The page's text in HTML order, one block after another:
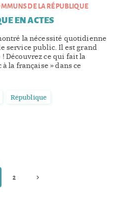
DE LA RÉPUBLIQUE
EN ACTES
la nécessité quotidienne
service public. Il est grand
Découvrez ce qui fait la
la française » dans ce
République
2